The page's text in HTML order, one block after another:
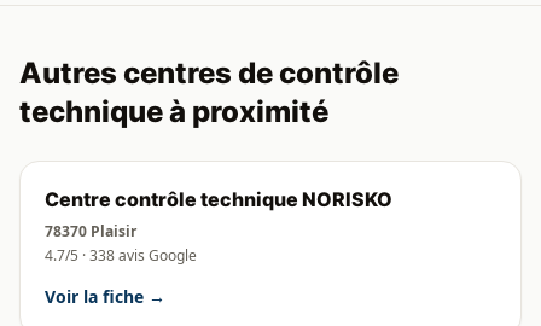
Autres centres de contrôle
technique à proximité
Centre contrôle technique NORISKO
78370 Plaisir
4.7/5 · 338 avis Google
Voir la fiche →